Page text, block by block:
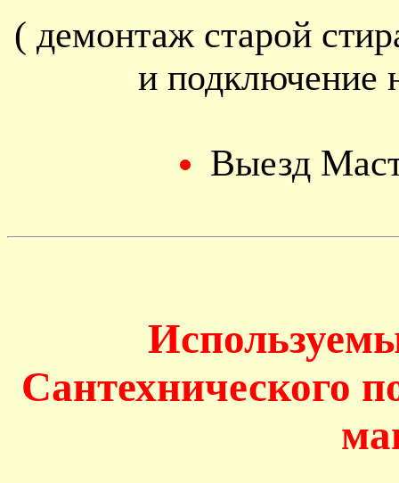
( демонтаж старой
и подключение
Выезд
Сантехнического